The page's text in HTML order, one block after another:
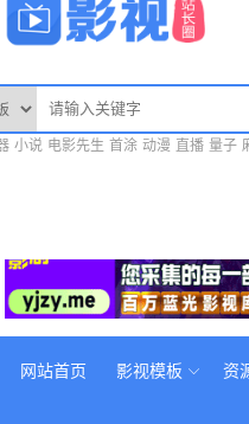
小说 电影先生 首涂 动漫 直播 量子
网站首页 影视模板 资